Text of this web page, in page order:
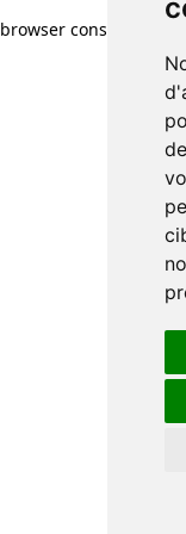
browser console for